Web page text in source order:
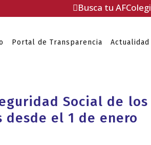
Busca tu
Portal de Transparencia Actualidad
Social de los
desde el 1 de enero